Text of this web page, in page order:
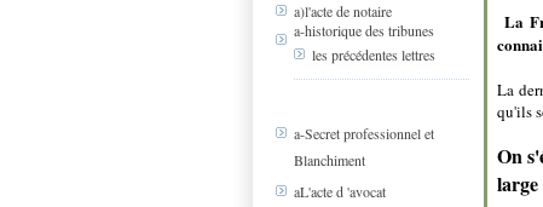
a)l'acte de notaire
a-historique des tribunes
les précédentes lettres
a-Secret professionnel et
Blanchiment
aL'acte d 'avocat
La
La
qu'ils
On
large